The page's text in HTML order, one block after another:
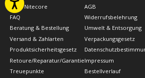
Über Nitecore
FAQ
Beratung & Bestellung
Versand & Zahlarten
Produktsicherheitsgesetz
Retoure/Reparatur/Garantie
Treuepunkte
AGB
Widerrufsbelehrung
Umwelt & Entsorgung
Verpackungsgesetz
Impressum
Bestellverlauf